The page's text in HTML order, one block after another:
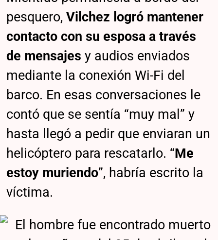
pesquero,Vilchez logró mantener
contacto con su esposa a través
de mensajes y audios enviados
mediante la conexión Wi-Fi del
barco. En esas conversaciones le
contó que se sentía “muy mal” y
hasta llegó a pedir que enviaran un
helicóptero para rescatarlo. “Me
estoy muriendo”, habría escrito la
víctima.